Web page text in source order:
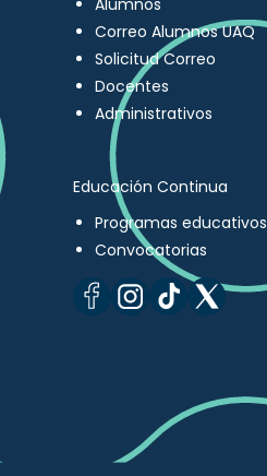
Alumnos
Correo Alumnos UAQ
Solicitud Correo
Docentes
Administrativos
Educación Continua
Programas educativos
Convocatorias